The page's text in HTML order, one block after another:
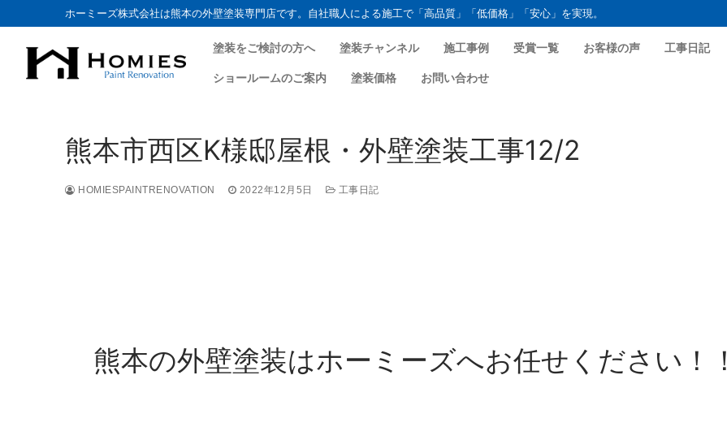
ホーミーズ株式会社は熊本の外壁塗装専門店です。自社職人による施工で「高品質」「低価格」「安心」を実現。
塗装をご検討の方へ 塗装チャンネル 施工事例 受賞一覧 お客様の声 工事日記
ショールームのご案内 塗装価格 お問い合わせ
熊本市西区K様邸屋根・外壁塗装工事12/2
HOMIESPAINTRENOVATION 2022年12月5日 工事日記
熊本の外壁塗装はホーミーズへお任せください！！